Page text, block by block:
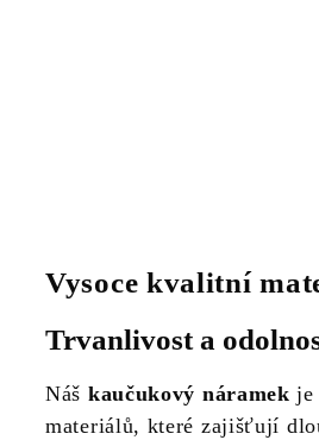
Vysoce kvalitní
Trvanlivost a
Náš kaučukový náramek je
materiálů, které zajišťují